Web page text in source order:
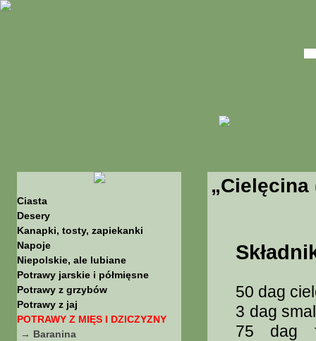
Ciasta
Desery
Kanapki, tosty, zapiekanki
Napoje
Niepolskie, ale lubiane
Potrawy jarskie i półmięsne
Potrawy z grzybów
Potrawy z jaj
POTRAWY Z MIĘS I DZICZYZNY
→ Baranina
50 dag
3 dag
75 dag